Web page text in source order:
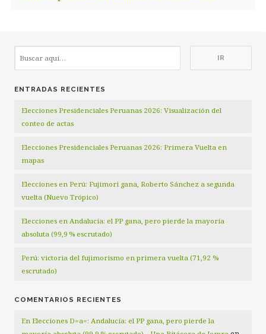
ENTRADAS RECIENTES
Elecciones Presidenciales Peruanas 2026: Visualización del
conteo de actas
Elecciones Presidenciales Peruanas 2026: Primera Vuelta en
mapas
Elecciones en Perú: Fujimori gana, Roberto Sánchez a segunda
vuelta (Nuevo Trópico)
Elecciones en Andalucía: el PP gana, pero pierde la mayoría
absoluta (99,9 % escrutado)
Perú: victoria del fujimorismo en primera vuelta (71,92 %
escrutado)
COMENTARIOS RECIENTES
En Elecciones D=a=: Andalucía: el PP gana, pero pierde la